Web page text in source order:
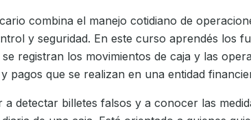
combina el manejo cotidiano de
y seguridad. En este curso aprendés los
registran los movimientos de caja y las
pagos que se realizan en una entidad
a detectar billetes falsos y a conocer las